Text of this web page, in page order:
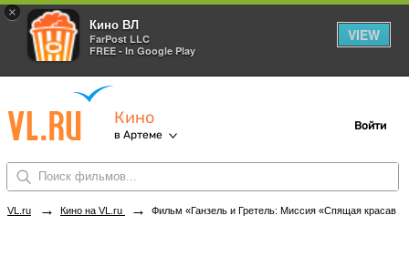
×
Кино ВЛ
FarPost LLC
FREE - In Google Play
VIEW
Кино
в Артеме
Войти
VL.ru → Кино на VL.ru → Фильм «Ганзель и Гретель: Миссия «Спящая красавица»» в кинотеатрах Артема. Купить билеты!